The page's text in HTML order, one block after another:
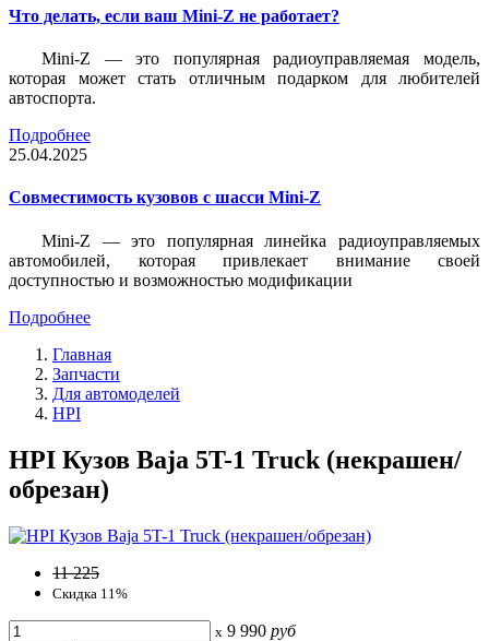
Что делать, если ваш Mini-Z не работает?
Mini-Z — это популярная радиоуправляемая модель,
которая может стать отличным подарком для любителей
автоспорта.
Подробнее
25.04.2025
Совместимость кузовов с шасси Mini-Z
Mini-Z — это популярная линейка радиоуправляемых
автомобилей, которая привлекает внимание своей
доступностью и возможностью модификации
Подробнее
Главная
Запчасти
Для автомоделей
HPI
HPI Кузов Baja 5T-1 Truck (некрашен/
обрезан)
11 225
Скидка 11%
x 9 990 руб